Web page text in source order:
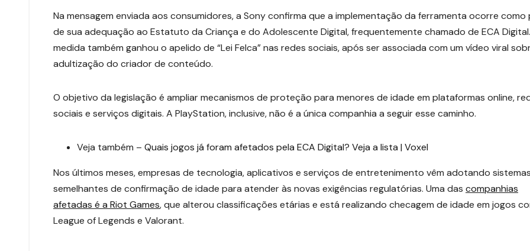
Na mensagem enviada aos consumidores, a Sony confirma que a implementação da ferramenta ocorre
de sua adequação ao Estatuto da Criança e do Adolescente Digital, frequentemente chamado de ECA
medida também ganhou o apelido de “Lei Felca” nas redes sociais, após ser associada com um vídeo viral
adultização do criador de conteúdo.
O objetivo da legislação é ampliar mecanismos de proteção para menores de idade em plataformas online,
sociais e serviços digitais. A PlayStation, inclusive, não é a única companhia a seguir esse caminho.
Veja também – Quais jogos já foram afetados pela ECA Digital? Veja a lista | Voxel
Nos últimos meses, empresas de tecnologia, aplicativos e serviços de entretenimento vêm adotando
semelhantes de confirmação de idade para atender às novas exigências regulatórias. Uma das companhias
afetadas é a Riot Games, que alterou classificações etárias e está realizando checagem de idade em jogos
League of Legends e Valorant.